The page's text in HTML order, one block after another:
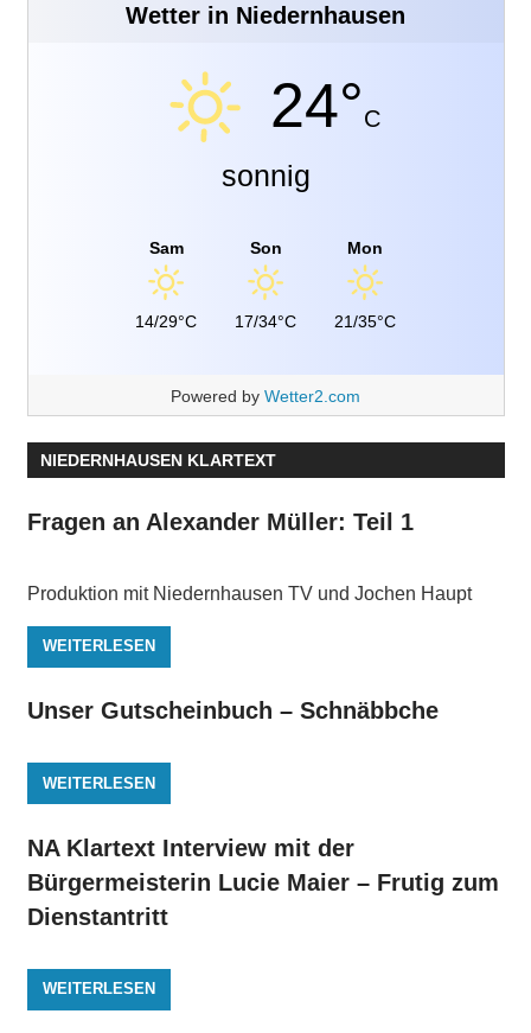
Wetter in Niedernhausen
24°C
sonnig
Sam
14/29°C
Son
17/34°C
Mon
21/35°C
Powered by Wetter2.com
NIEDERNHAUSEN KLARTEXT
Fragen an Alexander Müller: Teil 1
Produktion mit Niedernhausen TV und Jochen Haupt
WEITERLESEN
Unser Gutscheinbuch – Schnäbbche
WEITERLESEN
NA Klartext Interview mit der
Bürgermeisterin Lucie Maier – Frutig zum
Dienstantritt
WEITERLESEN